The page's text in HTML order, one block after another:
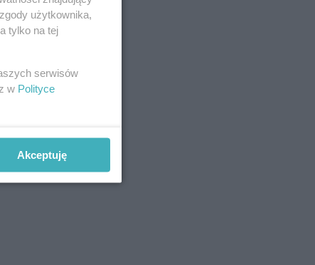
użytkownika,
tylko na tej
serwisów
w Polityce
Akceptuję